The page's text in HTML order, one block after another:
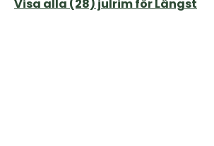
Visa alla (28) julrim för Längst